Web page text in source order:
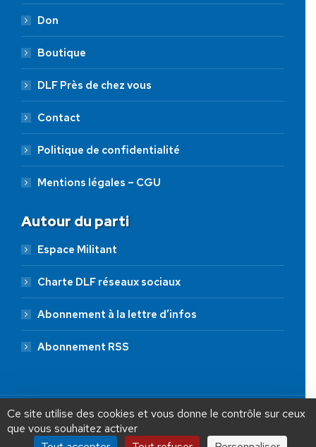
Don
Boutique
DLF Près de chez vous
Contact
Politique de confidentialité
Mentions légales – CGU
Autour du parti
Espace Militant
Charte DLF réseaux sociaux
Abonnement à la lettre d’infos
Abonnement RSS
JE FAIS UN DON À DLF
ADHÉSION 20 € 50 € 100 €
Ce site utilise des cookies et vous donne le contrôle sur ceux
que vous souhaitez activer